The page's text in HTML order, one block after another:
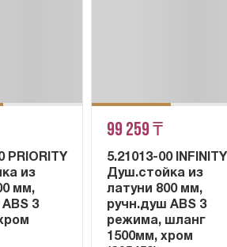
PRIORITY
из
мм,
3
99 259 ₸
5.21013-00 INFINITY
Душ.стойка из
латуни 800 мм,
ручн.душ ABS 3
режима, шланг
1500мм, хром